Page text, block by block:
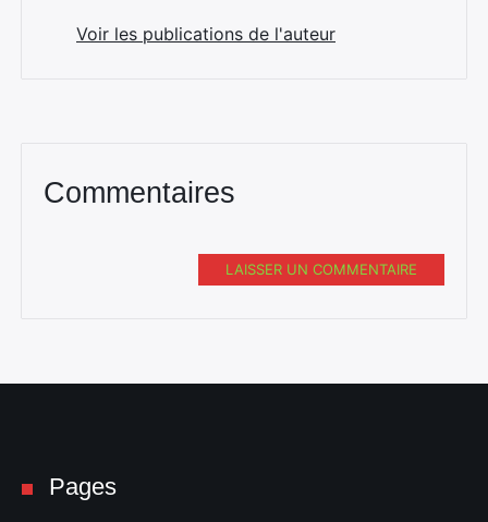
Voir les publications de l'auteur
Commentaires
LAISSER UN COMMENTAIRE
Pages